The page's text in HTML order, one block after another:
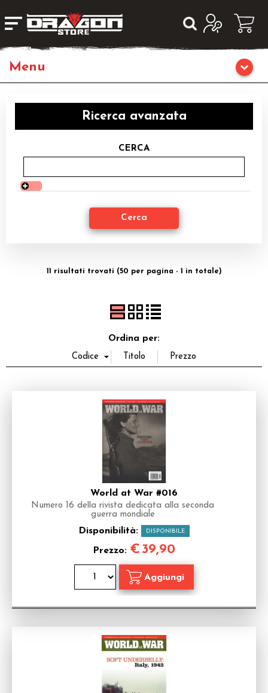
Giochi di Ruolo
Librigame
Editoria
Giochi di Carte Collezionabili
Ricerca avanzata
CERCA
11 risultati trovati (50 per pagina - 1 in totale)
Ordina per:
World at War #016
Numero 16 della rivista dedicata alla seconda
guerra mondiale
Disponibilità: DISPONIBILE
Prezzo: € 39,90